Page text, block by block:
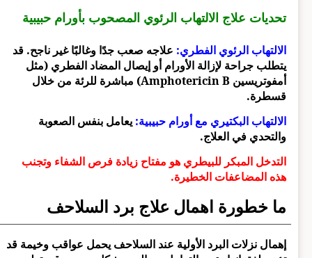
تحديات علاج الالتهاب الرئوي المصحوب بأورام حبيبية
الالتهاب الرئوي الفطري:علاجه صعب جدًا وغالبًا غير ناجح. قد
يتطلب جراحة لإزالة الأورام أو إيصال المضاد الفطري (مثل
أمفوتريسين Amphotericin B) مباشرة للرئة من خلال
قسطرة.
الالتهاب البكتيري مع أورام حبيبية:يعامل بنفس الصعوبة
والتحدي في العلاج.
التدخل المبكر للبيطري هو مفتاح زيادة فرص الشفاء وتجنب
هذه المضاعفات الخطيرة.
ما خطورة اهمال علاج برد السلاحف
إهمال نزلات البرد الأولية عند السلاحف يحمل عواقب وخيمة قد